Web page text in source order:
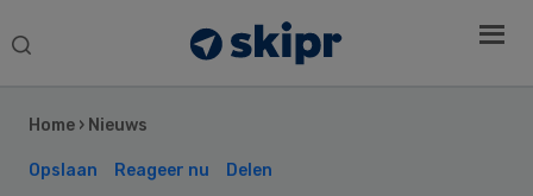
Search
Home › Nieuws
Opslaan Reageer nu Delen
Sidebar